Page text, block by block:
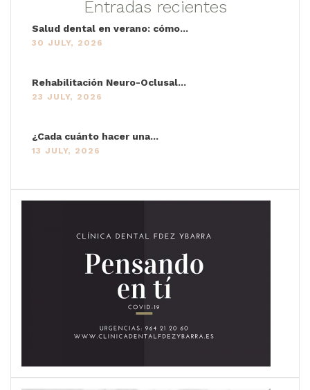
Entradas recientes
Salud dental en verano: cómo...
30 JULY, 2026
Rehabilitación Neuro-Oclusal...
23 JULY, 2026
¿Cada cuánto hacer una...
13 JULY, 2026